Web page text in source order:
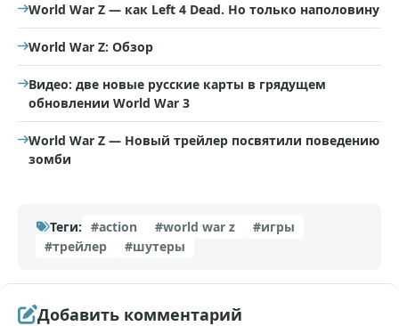
World War Z — как Left 4 Dead. Но только наполовину
World War Z: Обзор
Видео: две новые русские карты в грядущем
обновлении World War 3
World War Z — Новый трейлер посвятили поведению
зомби
Теги: #action #world war z
#игры
#трейлер
#шутеры
Добавить комментарий